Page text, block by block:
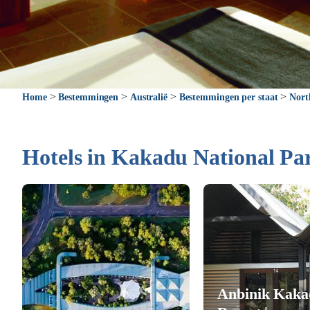
Home>Bestemmingen > Australië> Bestemmingen per staat>
Hotels in Kakadu National
Anbinik